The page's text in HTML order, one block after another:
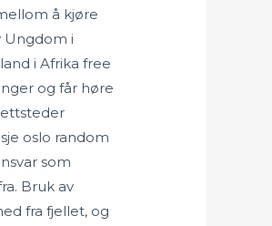
å kjøre
Ungdom i
i Afrika free
og får høre
oslo random
som
Bruk av
fra fjellet, og